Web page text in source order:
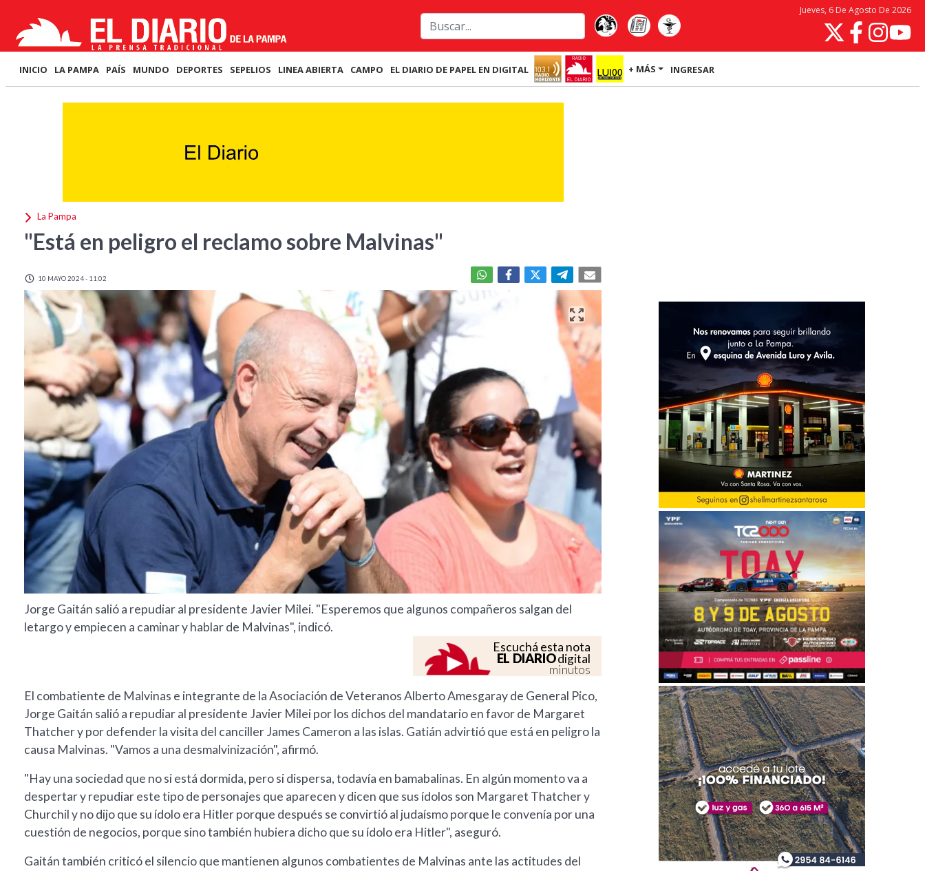
Jueves, 6 De Agosto De 2026
INICIO LA PAMPA PAÍS MUNDO DEPORTES SEPELIOS LINEA ABIERTA CAMPO EL DIARIO DE PAPEL EN DIGITAL + MÁS INGRESAR
La Pampa
"Está en peligro el reclamo sobre Malvinas"
10 MAYO 2024 - 11:02
Jorge Gaitán salió a repudiar al presidente Javier Milei. "Esperemos que algunos compañeros salgan del
letargo y empiecen a caminar y hablar de Malvinas", indicó.
Escuchá esta nota
EL DIARIOdigital
minutos
El combatiente de Malvinas e integrante de la Asociación de Veteranos Alberto Amesgaray de General Pico,
Jorge Gaitán salió a repudiar al presidente Javier Milei por los dichos del mandatario en favor de Margaret
Thatcher y por defender la visita del canciller James Cameron a las islas. Gatián advirtió que está en peligro la
causa Malvinas. "Vamos a una desmalvinización", afirmó.
"Hay una sociedad que no si está dormida, pero si dispersa, todavía en bamabalinas. En algún momento va a
despertar y repudiar este tipo de personajes que aparecen y dicen que sus ídolos son Margaret Thatcher y
Churchil y no dijo que su ídolo era Hitler porque después se convirtió al judaísmo porque le convenía por una
cuestión de negocios, porque sino también hubiera dicho que su ídolo era Hitler", aseguró.
Gaitán también criticó el silencio que mantienen algunos combatientes de Malvinas ante las actitudes del